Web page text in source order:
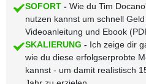
SOFORT- Wie du Tim
nutzen kannst um schnell
Videoanleitung und Ebook
SKALIERUNG - Ich zeige dir
wie du diese erfolgserprobte
kannst - um damit realistisch